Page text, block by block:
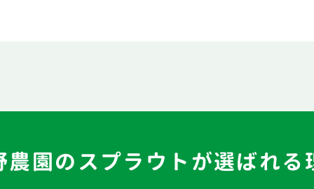
農園のスプラウトが選ばれる